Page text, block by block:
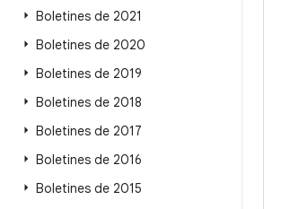
Boletines de 2021
Boletines de 2020
Boletines de 2019
Boletines de 2018
Boletines de 2017
Boletines de 2016
Boletines de 2015